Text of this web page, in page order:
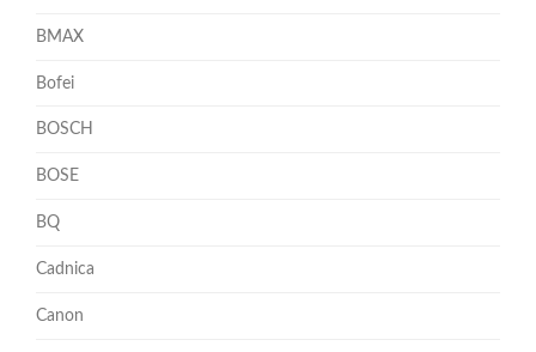
BMAX
Bofei
BOSCH
BOSE
BQ
Cadnica
Canon